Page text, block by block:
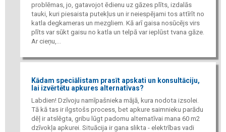
problēmas, jo, gatavojot ēdienu uz gāzes plīts, izdalās
tauki, kuri piesaista putekļus un ir neiespējami tos attīrīt no
katla degkameras un mezgliem. Kā arī gaisa nosūcējs virs
plīts var sūkt gaisu no katla un telpā var ieplūst tvana gāze.
Ar cieņu,...
Kādam speciālistam prasīt apskati un konsultāciju,
lai izvērtētu apkures alternatīvas?
Labdien! Dzīvoju namīpašnieka mājā, kura nodota izsolei.
Tā kā tas ir ilgstošs process, bet apkure saimnieku parādu
dēļ ir atslēgta, gribu lūgt padomu alternatīvai mana 60 m2
dzīvokļa apkurei. Situācija ir gana slikta - elektrības vadi